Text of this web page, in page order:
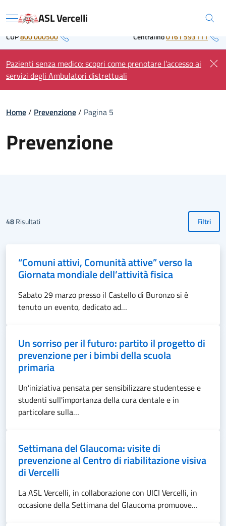
to Regione Piemonte
Menu ASL Vercelli
CUP800 000500 Centralino0161 593111
Pazienti senza medico: scopri come prenotare l’accesso ai
servizi degli Ambulatori distrettuali
Home/ Prevenzione/ Pagina 5
Prevenzione
48Risultati Filtri
“Comuni attivi, Comunità attive” verso la
Giornata mondiale dell’attività fisica
Sabato 29 marzo presso il Castello di Buronzo si è
tenuto un evento, dedicato ad…
Un sorriso per il futuro: partito il progetto di
prevenzione per i bimbi della scuola
primaria
Un’iniziativa pensata per sensibilizzare studentesse e
studenti sull'importanza della cura dentale e in
particolare sulla…
Settimana del Glaucoma: visite di
prevenzione al Centro di riabilitazione visiva
di Vercelli
La ASL Vercelli, in collaborazione con UICI Vercelli, in
occasione della Settimana del Glaucoma promuove…